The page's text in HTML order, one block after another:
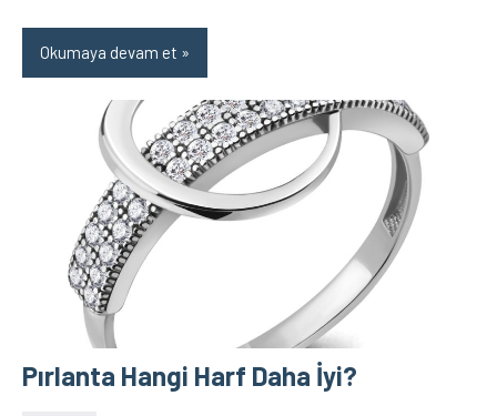
Okumaya devam et
Pırlanta Hangi Harf Daha İyi?